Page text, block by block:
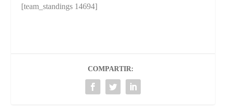
[team_standings 14694]
COMPARTIR: